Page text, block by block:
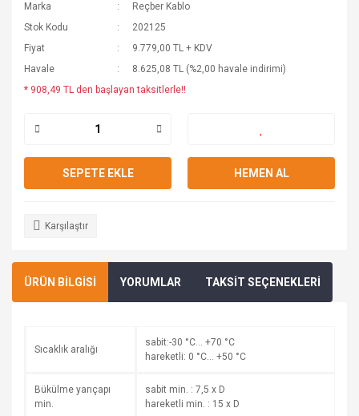
Marka
Reçber Kablo
Stok Kodu
202125
Fiyat
9.779,00 TL + KDV
Havale
8.625,08 TL (%2,00 havale indirimi)
* 908,49 TL den başlayan taksitlerle!!
SEPETE EKLE HEMEN AL
Karşılaştır
ÜRÜN BİLGİSİ YORUMLAR TAKSİT SEÇENEKLERİ
Sıcaklık aralığı
sabit:-30 °C… +70 °C
hareketli: 0 °C… +50 °C
Bükülme yarıçapı
min.
sabit min. : 7,5 x D
hareketli min. : 15 x D